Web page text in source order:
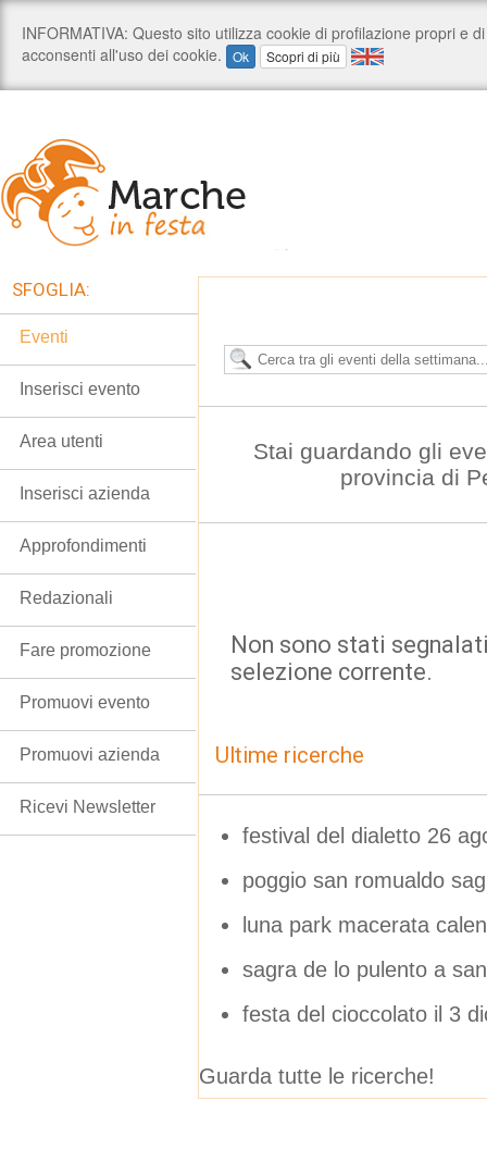
Stai guardando gli
provincia di
Non sono stati
selezione corrente.
Ultime ricerche
festival del dialetto 26
poggio san romualdo
luna park macerata
sagra de lo pulento a
festa del cioccolato il 3
Guarda tutte le ricerche!
SFOGLIA:
Eventi
Inserisci evento
Area utenti
Inserisci azienda
Approfondimenti
Redazionali
Fare promozione
Promuovi evento
Promuovi azienda
Ricevi Newsletter